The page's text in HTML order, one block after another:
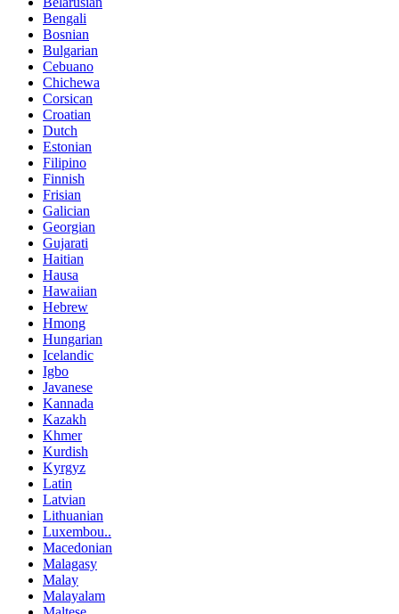
Bengali
Bosnian
Bulgarian
Cebuano
Chichewa
Corsican
Croatian
Dutch
Estonian
Filipino
Finnish
Frisian
Galician
Georgian
Gujarati
Haitian
Hausa
Hawaiian
Hebrew
Hmong
Hungarian
Icelandic
Igbo
Javanese
Kannada
Kazakh
Khmer
Kurdish
Kyrgyz
Latin
Latvian
Lithuanian
Luxembou..
Macedonian
Malagasy
Malay
Malayalam